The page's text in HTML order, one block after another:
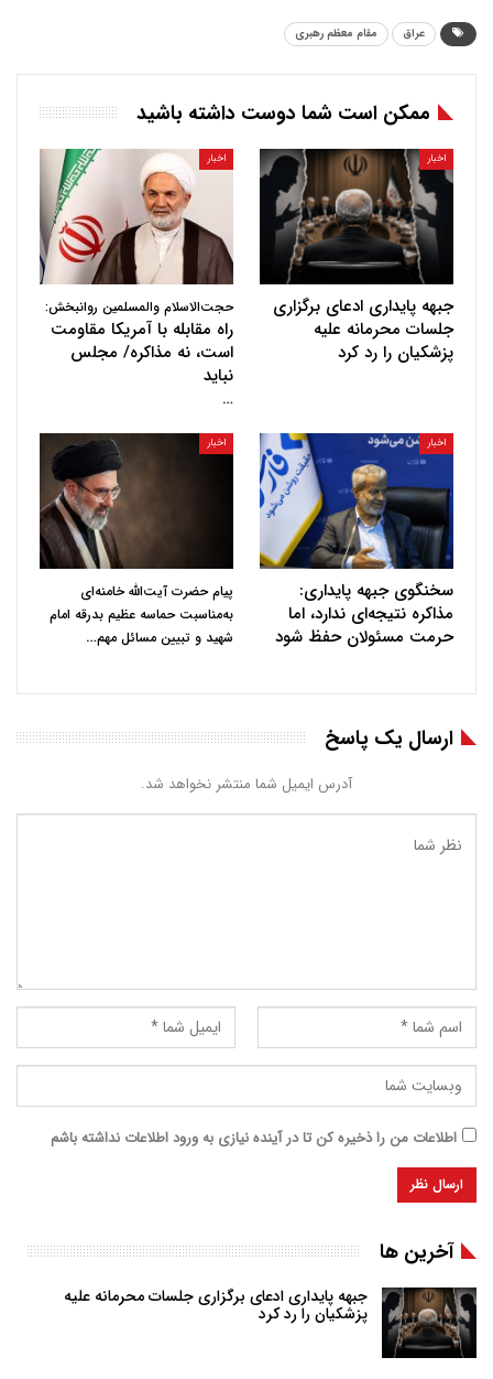
عراق مقام معظم رهبری
ممکن است شما دوست داشته باشید
اخبار
جبهه پایداری ادعای برگزاری
جلسات محرمانه علیه
پزشکیان را رد کرد
اخبار
حجت‌الاسلام والمسلمین روانبخش:
راه مقابله با آمریکا مقاومت
است، نه مذاکره/ مجلس
نباید
…
اخبار
سخنگوی جبهه پایداری:
مذاکره نتیجه‌ای ندارد، اما
حرمت مسئولان حفظ شود
اخبار
پیام حضرت آیت‌الله خامنه‌ای
به‌مناسبت حماسه عظیم بدرقه امام
شهید و تبیین مسائل مهم…
ارسال یک پاسخ
آدرس ایمیل شما منتشر نخواهد شد.
اطلاعات من را ذخیره کن تا در آینده نیازی به ورود اطلاعات نداشته باشم
آخرین ها
جبهه پایداری ادعای برگزاری جلسات محرمانه علیه
پزشکیان را رد کرد